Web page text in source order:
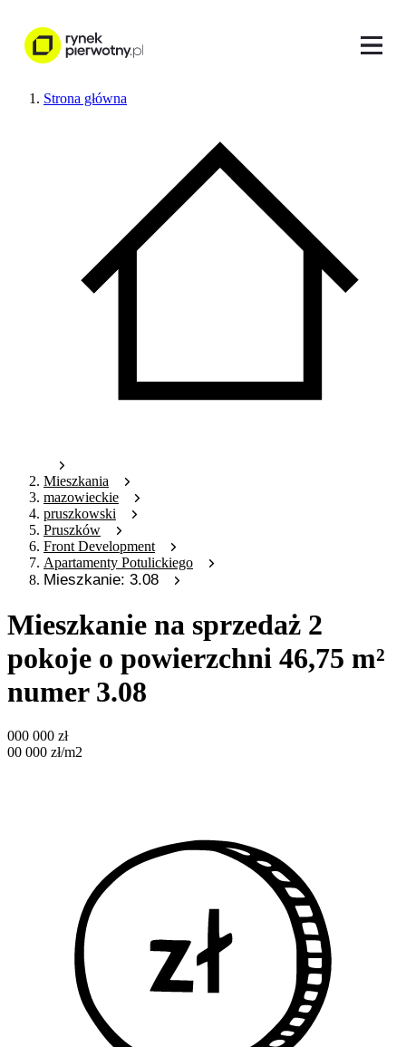
Strona główna
Mieszkania
mazowieckie
pruszkowski
Pruszków
Front Development
Apartamenty Potulickiego
Mieszkanie: 3.08
Mieszkanie na sprzedaż 2
pokoje o powierzchni 46,75 m²
numer 3.08
000 000 zł
00 000 zł/m2